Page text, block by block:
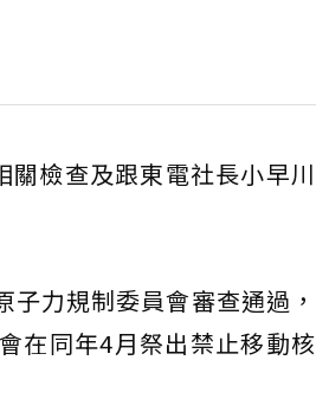
關檢查及跟東電社長小早川
力規制委員會審查通過，
在同年4月祭出禁止移動核